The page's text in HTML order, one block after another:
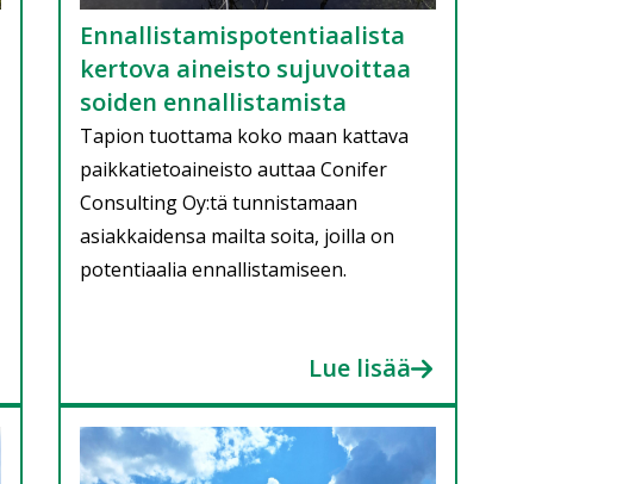
Ennallistamispotentiaalista
kertova aineisto sujuvoittaa
soiden ennallistamista
Tapion tuottama koko maan kattava
paikkatietoaineisto auttaa Conifer
Consulting Oy:tä tunnistamaan
asiakkaidensa mailta soita, joilla on
potentiaalia ennallistamiseen.
Lue lisää